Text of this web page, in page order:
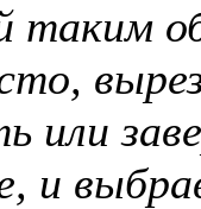
таким
или
и